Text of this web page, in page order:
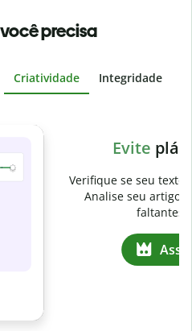
precisa
Criatividade Integridade